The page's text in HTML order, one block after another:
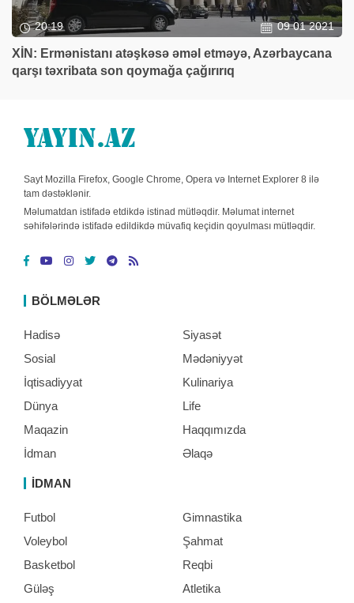
20:19 09 01 2021
XİN: Ermənistanı atəşkəsə əməl etməyə, Azərbaycana
qarşı təxribata son qoymağa çağırırıq
Sayt Mozilla Firefox, Google Chrome, Opera və Internet Explorer 8 ilə
tam dəstəklənir.
Məlumatdan istifadə etdikdə istinad mütləqdir. Məlumat internet
səhifələrində istifadə edildikdə müvafiq keçidin qoyulması mütləqdir.
BÖLMƏLƏR
Hadisə
Sosial
İqtisadiyyat
Dünya
Maqazin
İdman
Siyasət
Mədəniyyət
Kulinariya
Life
Haqqımızda
Əlaqə
İDMAN
Futbol
Voleybol
Basketbol
Güləş
Gimnastika
Şahmat
Reqbi
Atletika